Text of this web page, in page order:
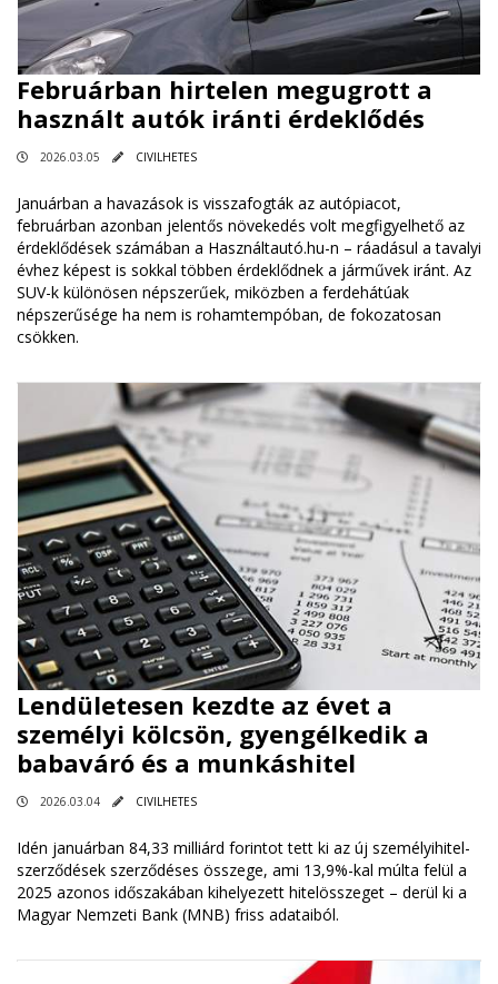
Februárban hirtelen megugrott a
használt autók iránti érdeklődés
2026.03.05 CIVILHETES
Januárban a havazások is visszafogták az autópiacot,
februárban azonban jelentős növekedés volt megfigyelhető az
érdeklődések számában a Használtautó.hu-n – ráadásul a tavalyi
évhez képest is sokkal többen érdeklődnek a járművek iránt. Az
SUV-k különösen népszerűek, miközben a ferdehátúak
népszerűsége ha nem is rohamtempóban, de fokozatosan
csökken.
Lendületesen kezdte az évet a
személyi kölcsön, gyengélkedik a
babaváró és a munkáshitel
2026.03.04 CIVILHETES
Idén januárban 84,33 milliárd forintot tett ki az új személyihitel-
szerződések szerződéses összege, ami 13,9%-kal múlta felül a
2025 azonos időszakában kihelyezett hitelösszeget – derül ki a
Magyar Nemzeti Bank (MNB) friss adataiból.